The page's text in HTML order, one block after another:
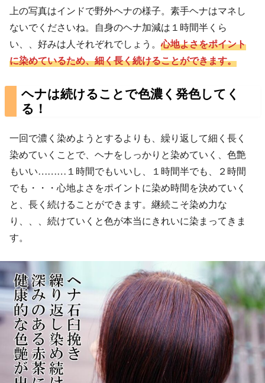
上の写真はインドで野外ヘナの様子。素手ヘナはマネし
ないでくださいね。自身のヘナ加減は１時間半くら
い、、好みは人それぞれでしょう。心地よさをポイント
に染めているため、細く長く続けることができます。
ヘナは続けることで色濃く発色してく
る！
一回で濃く染めようとするよりも、繰り返して細く長く
染めていくことで、ヘナをしっかりと染めていく、色艶
もいい………１時間でもいいし、１時間半でも、２時間
でも・・・心地よさをポイントに染め時間を決めていく
と、長く続けることができます。継続こそ染め力な
り、、、続けていくと色が本当にきれいに染まってきま
す。